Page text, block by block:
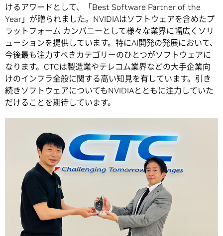
けるアワードとして、「Best Software Partner of the
Year」が贈られました。NVIDIAはソフトウェアを含めたプ
ラットフォーム カンパニーとして様々な業界に幅広くソリ
ューションを提供しています。特にAI開発の発展において、
今後最も注力すべきカテゴリーのひとつがソフトウェアに
なります。CTCは製造業やテレコム業界などの大手企業向
けのインフラ全般に関する高い知見を有しています。引き
続きソフトウェアについてもNVIDIAとともに注力していた
だけることを期待しています。